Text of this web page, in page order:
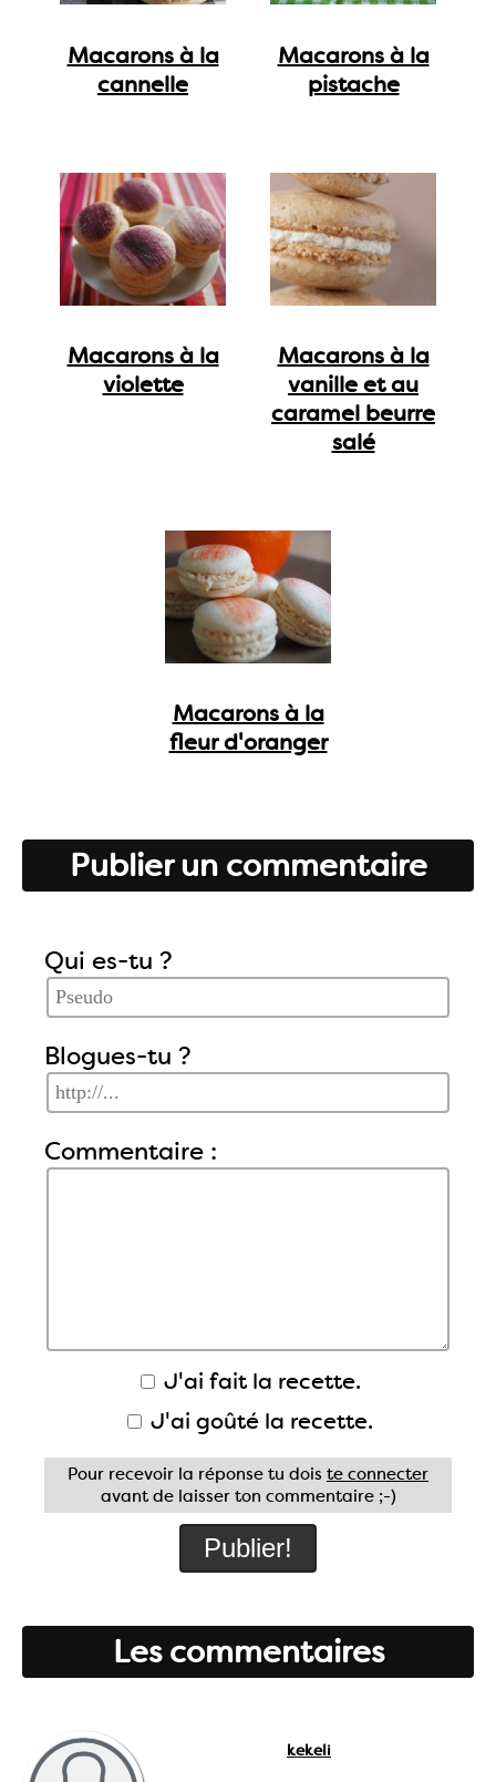
Macarons à la
cannelle
Macarons à la
pistache
Macarons à la
violette
Macarons à la
vanille et au
caramel beurre
salé
Macarons à la
fleur d'oranger
Publier un commentaire
Qui es-tu ?
Blogues-tu ?
Commentaire :
J'ai fait la recette.
J'ai goûté la recette.
Pour recevoir la réponse tu dois te connecter
avant de laisser ton commentaire ;-)
Les commentaires
kekeli